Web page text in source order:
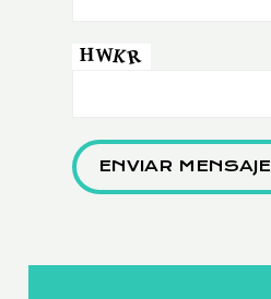
ENVIAR MENSAJE